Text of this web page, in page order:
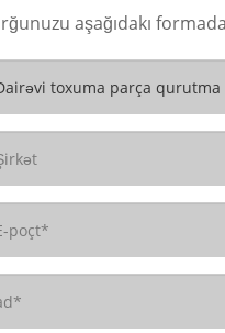
aşağıdakı